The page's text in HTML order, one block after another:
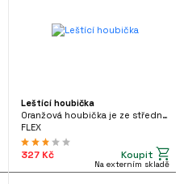
Leštící houbička
Oranžová houbička je ze středně tvrdé pěny s jemnou strukturou
FLEX
327 Kč Koupit
Na externím skladě